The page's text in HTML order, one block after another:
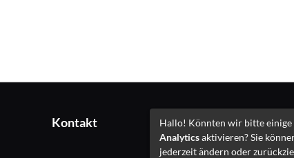
Kontakt
Hallo! Könnten wir bitte
Analyticsaktivieren? Sie
jederzeit ändern oder